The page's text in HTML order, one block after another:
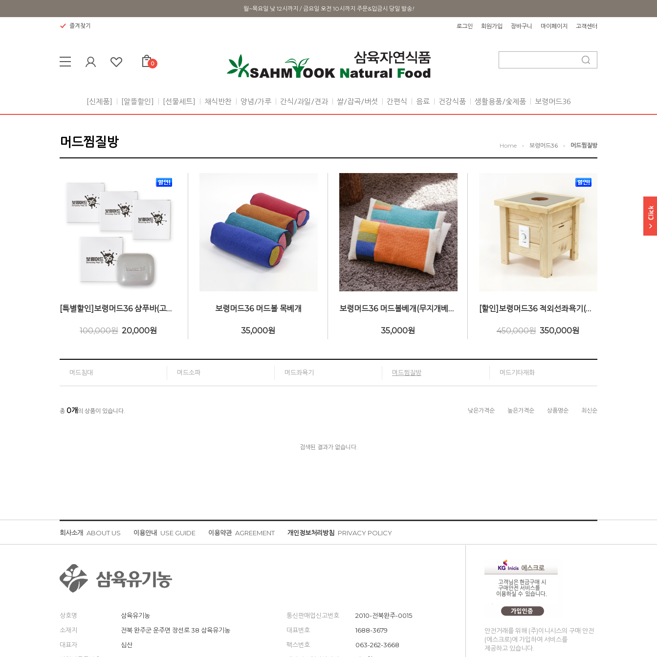
월~목요일 낮 12시까지 / 금요일 오전 10시까지 주문&입금시 당일 발송!
즐겨찾기 로그인 회원가입 장바구니 마이페이지 고객센터
0
[신제품] [알뜰할인] [선물세트] 채식반찬 양념/가루 간식/과일/견과 쌀/잡곡/버섯 간편식 음료 건강식품 생활용품/숯제품 보령머드36
머드찜질방 Home > 보령머드36 > 머드찜질방
[특별할인]보령머드36 샴푸바(고체샴푸) 90g (총4개)
100,000원 20,000원
보령머드36 머드볼 목베개
35,000원
보령머드36 머드볼베개(무지개베개)
35,000원
[할인]보령머드36 적외선좌욕기(기본형 건식좌욕기)
450,000원 350,000원
머드침대 머드소파 머드좌욕기 머드찜질방 머드기타재화
총 0개의 상품이 있습니다. 낮은가격순 높은가격순 상품명순 최신순
검색된 결과가 없습니다.
회사소개 ABOUT US 이용안내 USE GUIDE 이용약관 AGREEMENT 개인정보처리방침 PRIVACY POLICY
상호명 삼육유기농 통신판매업신고번호
2010-전북완주-0015
소재지
전북 완주군 운주면 장선로 38 삼육유기농 대표번호
1688-3679
대표자
심산 팩스번호
063-262-3668
안전거래를 위해 (주)이니시스의 구매 안전
(에스크로)에 가입하여 서비스를
제공하고 있습니다.